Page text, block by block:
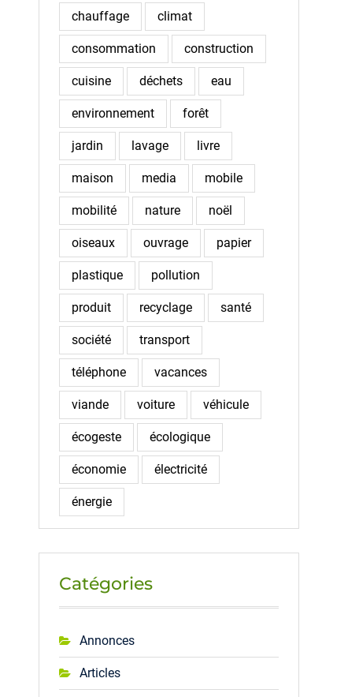
chauffage climat
consommation construction
cuisine déchets eau
environnement forêt
jardin lavage livre
maison media mobile
mobilité nature noël
oiseaux ouvrage papier
plastique pollution
produit recyclage santé
société transport
téléphone vacances
viande voiture véhicule
écogeste écologique
économie électricité
énergie
Catégories
Annonces
Articles